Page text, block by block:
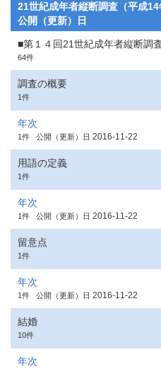
21世紀成年者縦断調査（平成14
公開（更新）日
■第１４回21世紀成年者縦断調
64件
調査の概要
1件
年次
1件 公開（更新）日 2016-11-22
用語の定義
1件
年次
1件 公開（更新）日 2016-11-22
留意点
1件
年次
1件 公開（更新）日 2016-11-22
結婚
10件
年次